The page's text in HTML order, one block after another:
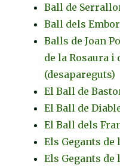
Ball de
Ball dels
Balls de Joan
de la Rosaura i
(desapareguts)
El Ball de
El Ball de
El Ball dels
Els Gegants de
Els Gegants